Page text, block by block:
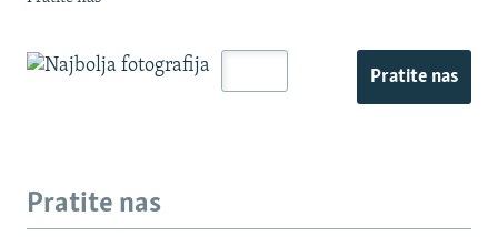
Pratite nas
Pratite nas